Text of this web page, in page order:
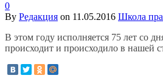
0
By Редакция on 11.05.2016 Школа
В этом году исполняется 75 лет со
происходит и происходило в нашей